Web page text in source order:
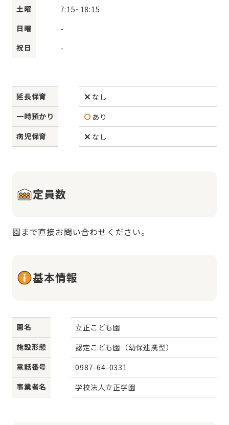
土曜 7:15~18:15
日曜
-
祝日
-
延長保育
なし
一時預かり
あり
病児保育
なし
定員数
園まで直接お問い合わせください。
基本情報
園名
立正こども園
施設形態
認定こども園（幼保連携型）
電話番号
0987-64-0331
事業者名
学校法人立正学園